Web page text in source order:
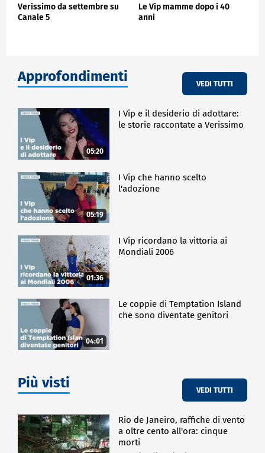
Verissimo da settembre su
Canale 5
Le Vip mamme dopo i 40
anni
Approfondimenti VEDI TUTTI
05:20
I Vip e il desiderio di adottare:
le storie raccontate a Verissimo
05:19
I Vip che hanno scelto
l'adozione
01:36
I Vip ricordano la vittoria ai
Mondiali 2006
04:01
Le coppie di Temptation Island
che sono diventate genitori
Più visti VEDI TUTTI
Rio de Janeiro, raffiche di vento
a oltre cento all'ora: cinque
morti